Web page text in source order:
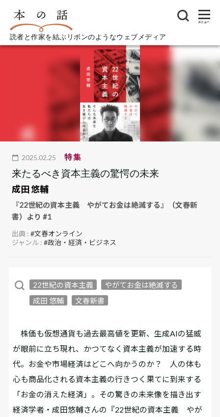
読者と作家を結ぶリボンのようなウェブメディア
メニュー
2025.02.25 特集
来たるべき資本主義の驚愕の未来
成田 悠輔
『22世紀の資本主義 やがてお金は絶滅する』（文春新
書）より #1
出典 :#文春オンライン
ジャンル :#政治・経済・ビジネス
22世紀の資本主義
やがてお金は絶滅する
成田 悠輔
文春新書
株価も仮想通貨も過去最高値を更新、生成AIの猛威
が眼前に立ち現れ、かつてなく資本主義が加速する時
代。お金や市場経済はどこへ向かうのか？ 人の体も
心も商品化される資本主義の行きつく果てに到来する
「お金の消えた経済」。その驚きの未来像を描き出す
経済学者・成田悠輔さんの『22世紀の資本主義 やが